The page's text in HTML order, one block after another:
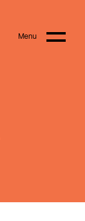
Menu